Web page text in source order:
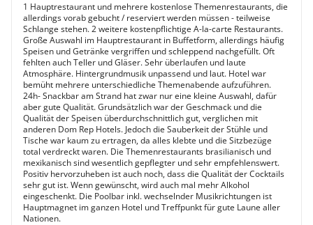
1 Hauptrestaurant und mehrere kostenlose Themenrestaurants, die
allerdings vorab gebucht / reserviert werden müssen - teilweise
Schlange stehen. 2 weitere kostenpflichtige A-la-carte Restaurants.
Große Auswahl im Hauptrestaurant in Buffetform, allerdings häufig
Speisen und Getränke vergriffen und schleppend nachgefüllt. Oft
fehlten auch Teller und Gläser. Sehr überlaufen und laute
Atmosphäre. Hintergrundmusik unpassend und laut. Hotel war
bemüht mehrere unterschiedliche Themenabende aufzuführen.
24h- Snackbar am Strand hat zwar nur eine kleine Auswahl, dafür
aber gute Qualität. Grundsätzlich war der Geschmack und die
Qualität der Speisen überdurchschnittlich gut, verglichen mit
anderen Dom Rep Hotels. Jedoch die Sauberkeit der Stühle und
Tische war kaum zu ertragen, da alles klebte und die Sitzbezüge
total verdreckt waren. Die Themenrestaurants brasilianisch und
mexikanisch sind wesentlich gepflegter und sehr empfehlenswert.
Positiv hervorzuheben ist auch noch, dass die Qualität der Cocktails
sehr gut ist. Wenn gewünscht, wird auch mal mehr Alkohol
eingeschenkt. Die Poolbar inkl. wechselnder Musikrichtungen ist
Hauptmagnet im ganzen Hotel und Treffpunkt für gute Laune aller
Nationen.